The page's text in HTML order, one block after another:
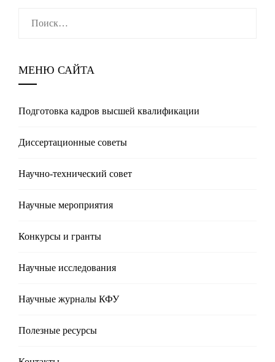
МЕНЮ САЙТА
Подготовка кадров высшей квалификации
Диссертационные советы
Научно-технический совет
Научные мероприятия
Конкурсы и гранты
Научные исследования
Научные журналы КФУ
Полезные реcурсы